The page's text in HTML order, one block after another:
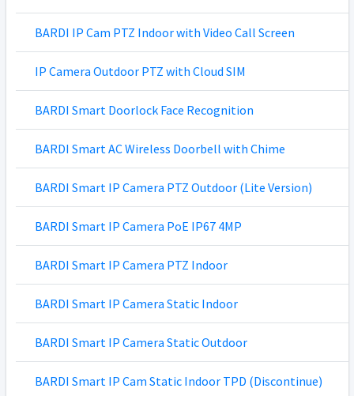
BARDI IP Cam PTZ Indoor with Video Call Screen
IP Camera Outdoor PTZ with Cloud SIM
BARDI Smart Doorlock Face Recognition
BARDI Smart AC Wireless Doorbell with Chime
BARDI Smart IP Camera PTZ Outdoor (Lite Version)
BARDI Smart IP Camera PoE IP67 4MP
BARDI Smart IP Camera PTZ Indoor
BARDI Smart IP Camera Static Indoor
BARDI Smart IP Camera Static Outdoor
BARDI Smart IP Cam Static Indoor TPD (Discontinue)